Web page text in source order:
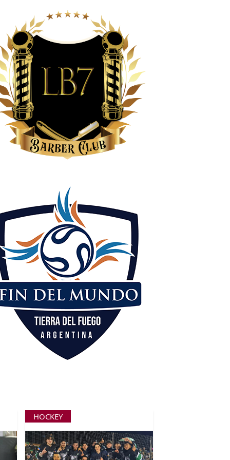
HOCKEY